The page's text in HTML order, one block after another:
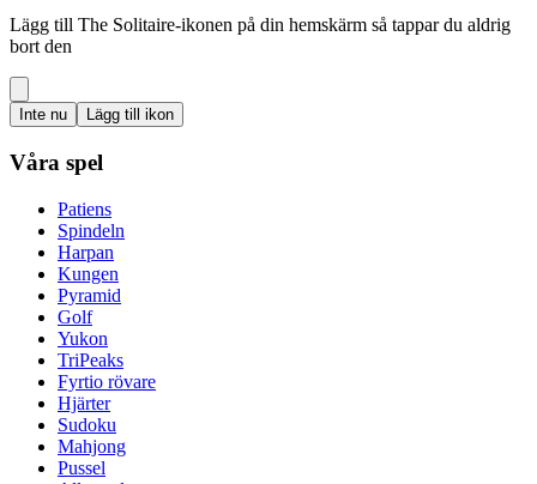
Lägg till The Solitaire-ikonen på din hemskärm så tappar du aldrig
bort den
Inte nu Lägg till ikon
Våra spel
Patiens
Spindeln
Harpan
Kungen
Pyramid
Golf
Yukon
TriPeaks
Fyrtio rövare
Hjärter
Sudoku
Mahjong
Pussel